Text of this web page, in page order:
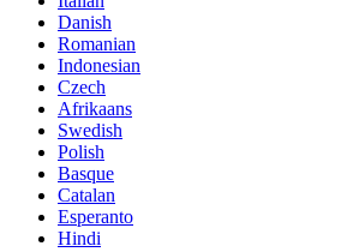
Danish
Romanian
Indonesian
Czech
Afrikaans
Swedish
Polish
Basque
Catalan
Esperanto
Hindi